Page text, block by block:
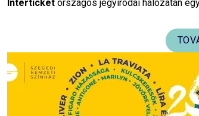
Interticketországos jegyirodai hálózatán